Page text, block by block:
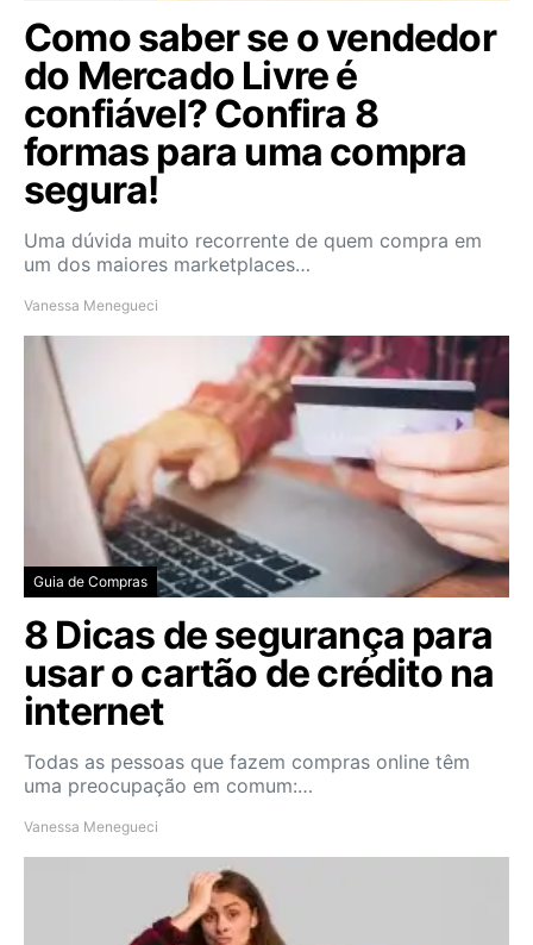
Como saber se o vendedor
do Mercado Livre é
confiável? Confira 8
formas para uma compra
segura!
Uma dúvida muito recorrente de quem compra em
um dos maiores marketplaces…
Vanessa Menegueci
Guia de Compras
8 Dicas de segurança para
usar o cartão de crédito na
internet
Todas as pessoas que fazem compras online têm
uma preocupação em comum:…
Vanessa Menegueci